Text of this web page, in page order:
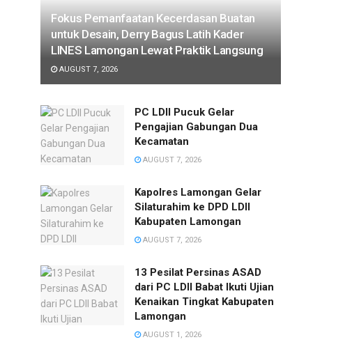
Fokus Pemanfaatan Kecerdasan Buatan
untuk Desain, Derry Bagus Latih Kader
LINES Lamongan Lewat Praktik Langsung
AUGUST 7, 2026
PC LDII Pucuk Gelar
Pengajian Gabungan Dua
Kecamatan
AUGUST 7, 2026
Kapolres Lamongan Gelar
Silaturahim ke DPD LDII
Kabupaten Lamongan
AUGUST 7, 2026
13 Pesilat Persinas ASAD
dari PC LDII Babat Ikuti Ujian
Kenaikan Tingkat Kabupaten
Lamongan
AUGUST 1, 2026